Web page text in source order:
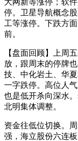
停。卫星导航概念
工等涨停。下跌方
前。
【盘面回顾】上周
放，跟周末的停牌
技、中化岩土、华
一字跌停。高位人
也是低开杀向深水
北明集体调整。
资金往低位切换。
强，海立股份六连